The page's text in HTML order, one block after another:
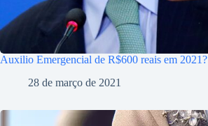
Auxilio Emergencial de R$600 reais em 2021?
28 de março de 2021